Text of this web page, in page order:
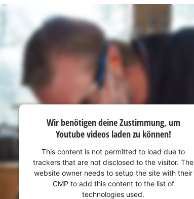
Wir benötigen deine Zustimmung, um
Youtube videos laden zu können!
This content is not permitted to load due to
trackers that are not disclosed to the visitor. The
website owner needs to setup the site with their
CMP to add this content to the list of
technologies used.